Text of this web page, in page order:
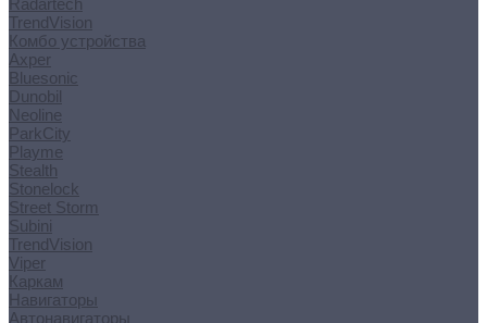
Radartech
TrendVision
Комбо устройства
Axper
Bluesonic
Dunobil
Neoline
ParkCity
Playme
Stealth
Stonelock
Street Storm
Subini
TrendVision
Viper
Каркам
Навигаторы
Автонавигаторы